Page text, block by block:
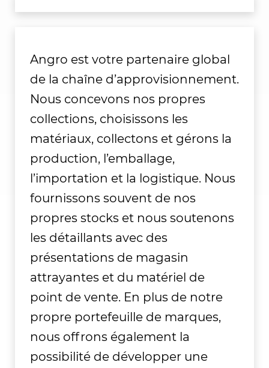
Angro est votre partenaire global
de la chaîne d’approvisionnement.
Nous concevons nos propres
collections, choisissons les
matériaux, collectons et gérons la
production, l’emballage,
l’importation et la logistique. Nous
fournissons souvent de nos
propres stocks et nous soutenons
les détaillants avec des
présentations de magasin
attrayantes et du matériel de
point de vente. En plus de notre
propre portefeuille de marques,
nous offrons également la
possibilité de développer une